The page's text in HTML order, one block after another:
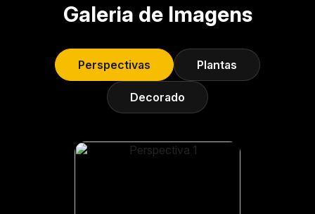
Galeria de Imagens
Perspectivas Plantas
Decorado